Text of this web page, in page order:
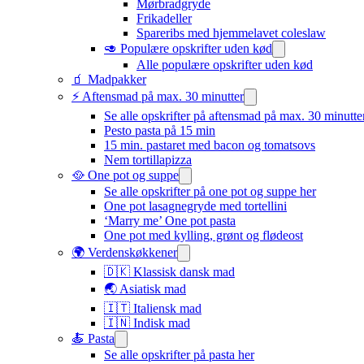
Mørbradgryde
Frikadeller
Spareribs med hjemmelavet coleslaw
🥑 Populære opskrifter uden kød
Alle populære opskrifter uden kød
🧃 Madpakker
⚡ Aftensmad på max. 30 minutter
Se alle opskrifter på aftensmad på max. 30
Pesto pasta på 15 min
15 min. pastaret med bacon og tomatsovs
Nem tortillapizza
🥘 One pot og suppe
Se alle opskrifter på one pot og suppe her
One pot lasagnegryde med tortellini
‘Marry me’ One pot pasta
One pot med kylling, grønt og flødeost
🌍 Verdenskøkkener
🇩🇰 Klassisk dansk mad
🌏 Asiatisk mad
🇮🇹 Italiensk mad​
🇮🇳 Indisk mad​
🍝 Pasta
Se alle opskrifter på pasta her